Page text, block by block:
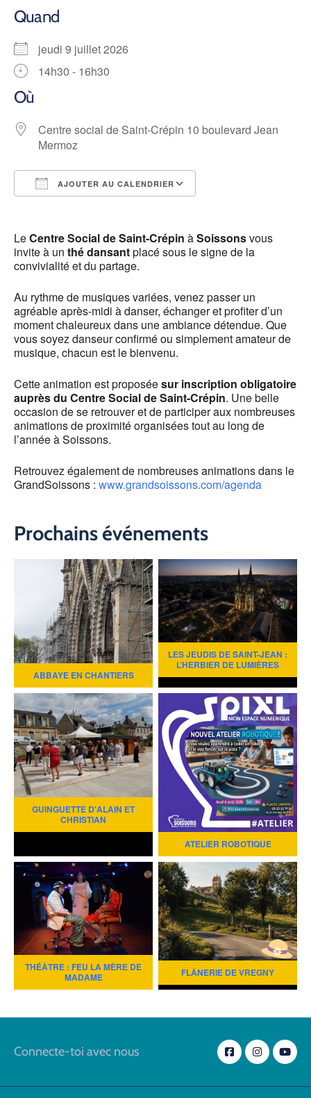
Quand
jeudi 9 juillet 2026
14h30 - 16h30
Où
Centre social de Saint-Crépin 10 boulevard Jean
Mermoz
AJOUTER AU CALENDRIER
LeCentre Social de Saint-Crépin àSoissonsvous
invite à un thé dansantplacé sous le signe de la
convivialité et du partage.
Au rythme de musiques variées, venez passer un
agréable après-midi à danser, échanger et profiter d’un
moment chaleureux dans une ambiance détendue. Que
vous soyez danseur confirmé ou simplement amateur de
musique, chacun est le bienvenu.
Cette animation est proposéesur inscription obligatoire
auprès du Centre Social de Saint-Crépin. Une belle
occasion de se retrouver et de participer aux nombreuses
animations de proximité organisées tout au long de
l’année à Soissons.
Retrouvez également de nombreuses animations dans le
GrandSoissons : www.grandsoissons.com/agenda
Prochains événements
ABBAYE EN CHANTIERS
LES JEUDIS DE SAINT-JEAN :
L’HERBIER DE LUMIÈRES
GUINGUETTE D'ALAIN ET
CHRISTIAN
ATELIER ROBOTIQUE
THÉÂTRE : FEU LA MÈRE DE
MADAME
FLÂNERIE DE VREGNY
Connecte-toi avec nous